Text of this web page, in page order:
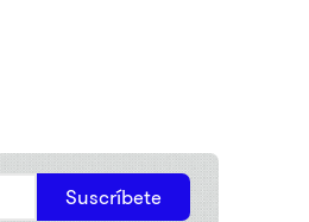
Suscríbete